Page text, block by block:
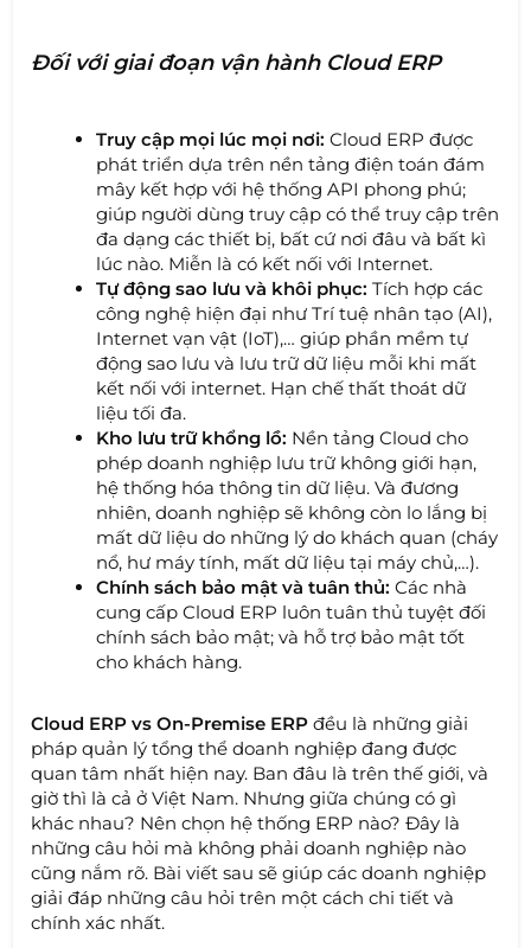
Đối với giai đoạn vận hành Cloud ERP
Truy cập mọi lúc mọi nơi:Cloud ERP được
phát triển dựa trên nền tảng điện toán đám
mây kết hợp với hệ thống API phong phú;
giúp người dùng truy cập có thể truy cập trên
đa dạng các thiết bị, bất cứ nơi đâu và bất kì
lúc nào. Miễn là có kết nối với Internet.
Tự động sao lưu và khôi phục:Tích hợp các
công nghệ hiện đại như Trí tuệ nhân tạo (AI),
Internet vạn vật (IoT),… giúp phần mềm tự
động sao lưu và lưu trữ dữ liệu mỗi khi mất
kết nối với internet. Hạn chế thất thoát dữ
liệu tối đa.
Kho lưu trữ khổng lồ: Nền tảng Cloud cho
phép doanh nghiệp lưu trữ không giới hạn,
hệ thống hóa thông tin dữ liệu. Và đương
nhiên, doanh nghiệp sẽ không còn lo lắng bị
mất dữ liệu do những lý do khách quan (cháy
nổ, hư máy tính, mất dữ liệu tại máy chủ,…).
Chính sách bảo mật và tuân thủ: Các nhà
cung cấp Cloud ERP luôn tuân thủ tuyệt đối
chính sách bảo mật; và hỗ trợ bảo mật tốt
cho khách hàng.
Cloud ERP vs On-Premise ERP đều là những giải
pháp quản lý tổng thể doanh nghiệp đang được
quan tâm nhất hiện nay. Ban đâu là trên thế giới, và
giờ thì là cả ở Việt Nam. Nhưng giữa chúng có gì
khác nhau? Nên chọn hệ thống ERP nào? Đây là
những câu hỏi mà không phải doanh nghiệp nào
cũng nắm rõ. Bài viết sau sẽ giúp các doanh nghiệp
giải đáp những câu hỏi trên một cách chi tiết và
chính xác nhất.